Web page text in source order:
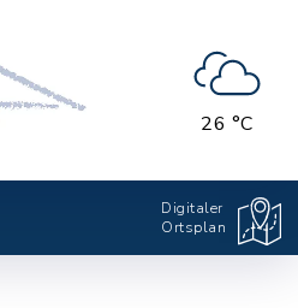
26 °C
Digitaler
Ortsplan